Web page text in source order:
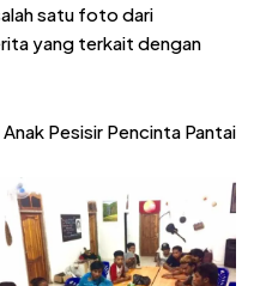
satu foto dari
yang terkait dengan
Pesisir Pencinta Pantai